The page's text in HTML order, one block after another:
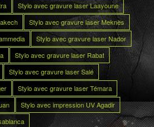
Stylo avec gravure laser Laayoune
Stylo avec gravure laser Meknès
Stylo avec gravure laser Nador
Stylo avec gravure laser Rabat
Stylo avec gravure laser Salé
Stylo avec gravure laser Témara
Stylo avec impression UV Agadir